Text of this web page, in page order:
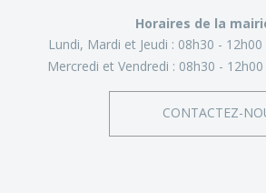
Horaires de la
Lundi, Mardi et Jeudi : 08h30 - 12h00
Mercredi et Vendredi : 08h30 - 12h00
CONTACTEZ-